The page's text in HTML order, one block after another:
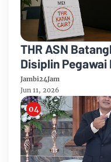
THR ASN
Disiplin Pegawai
Justru Tersendat
Jambi24Jam
Jun 11, 2026